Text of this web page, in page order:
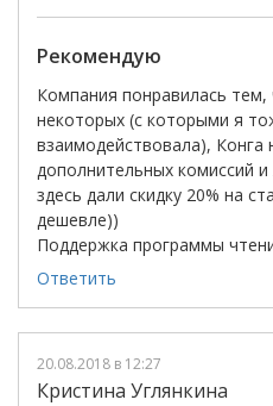
Рекомендую
Компания понравилась
некоторых (с которыми я
взаимодействовала), Конга
дополнительных комиссий
здесь дали скидку 20% на
дешевле))
Поддержка программы
Ответить
20.08.2018 в 12:27
Кристина Углянкина